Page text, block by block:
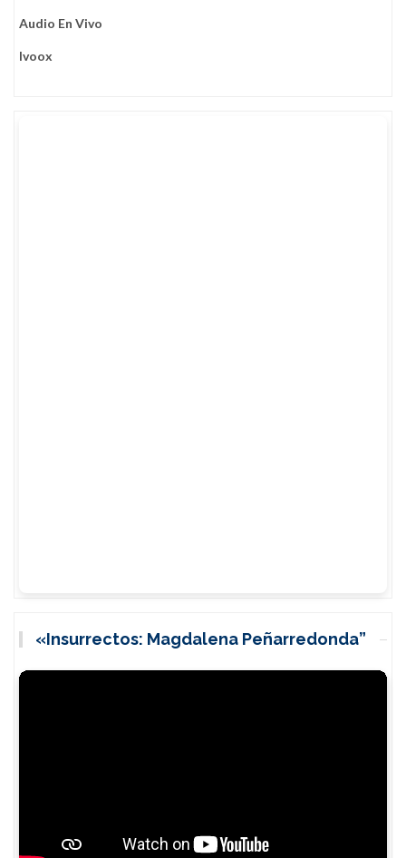
Audio En Vivo
Ivoox
«Insurrectos: Magdalena Peñarredonda”